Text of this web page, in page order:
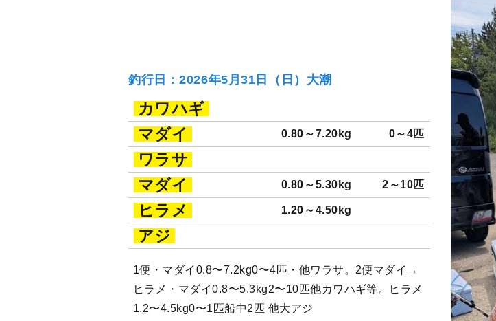
釣行日：2026年5月31日（日）大潮
カワハギ
マダイ
0.80～7.20kg 0～4匹
ワラサ
マダイ
0.80～5.30kg 2～10匹
ヒラメ 1.20～4.50kg
アジ
1便・マダイ0.8〜7.2kg0〜4匹・他ワラサ。2便マダイ→
ヒラメ・マダイ0.8〜5.3kg2〜10匹他カワハギ等。ヒラメ
1.2〜4.5kg0〜1匹船中2匹 他大アジ